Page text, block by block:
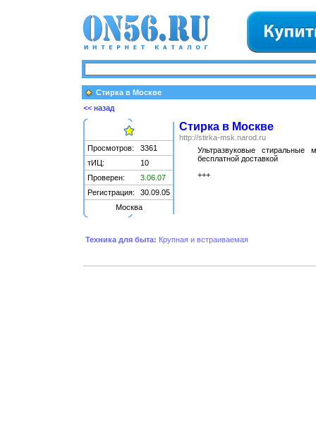
Стирка в Москве
<< назад
Просмотров:
3361
тИЦ:
10
Проверен:
3.06.07
Регистрация:
30.09.05
Москва
Стирка в Москве
http://stirka-msk.narod.ru
Ультразвуковые
бесплатной доставкой
+++
Техника для быта: Крупная и встраиваемая